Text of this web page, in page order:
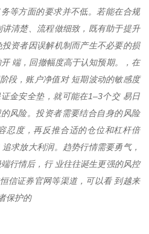
等方面的要求并不低。若能在合规
清楚、流程做细致，既有助于提升
资者因误解机制而产生不必要的损
端，回撤幅度高于认知预期。，在
段，账户净值对 短期波动的敏感度
金安全垫，就可能在1–3个交 易日
风险。投资者需要结合自身的风险
忍度，再反推合适的仓位和杠杆倍
求放大利润。趋势行情需要勇气，
行情后，行 业往往诞生更强的风控
信证券官网等渠道，可以看 到越来
保护的